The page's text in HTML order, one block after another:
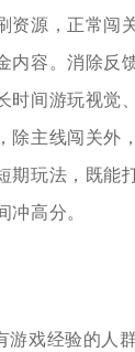
资源，正常闯
内容。消除反
时间游玩视觉
除主线闯关外
期玩法，既能
冲高分。
游戏经验的人